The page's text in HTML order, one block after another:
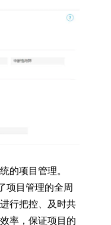
的项目管理。
项目管理的全周
行把控、及时共
率，保证项目的